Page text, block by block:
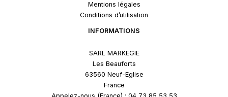
Mentions légales
Conditions d’utilisation
INFORMATIONS
SARL MARKEGIE
Les Beauforts
63560 Neuf-Eglise
France